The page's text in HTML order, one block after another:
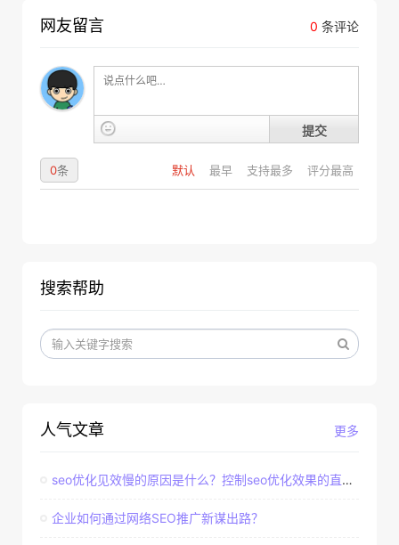
0 条评论
网友留言
提交
默认 最早 支持最多 评分最高
0条
搜索帮助
更多
人气文章
seo优化见效慢的原因是什么？控制seo优化效果的直接因素
企业如何通过网络SEO推广新谋出路？